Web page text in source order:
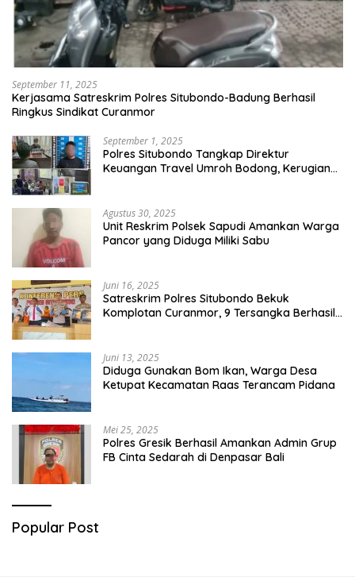
September 11, 2025
Kerjasama Satreskrim Polres Situbondo-Badung Berhasil
Ringkus Sindikat Curanmor
September 1, 2025
Polres Situbondo Tangkap Direktur
Keuangan Travel Umroh Bodong, Kerugian
Agustus 30, 2025
Unit Reskrim Polsek Sapudi Amankan Warga
Pancor yang Diduga Miliki Sabu
Juni 16, 2025
Satreskrim Polres Situbondo Bekuk
Komplotan Curanmor, 9 Tersangka Berhasil
Juni 13, 2025
Diduga Gunakan Bom Ikan, Warga Desa
Ketupat Kecamatan Raas Terancam Pidana
Mei 25, 2025
Polres Gresik Berhasil Amankan Admin Grup
FB Cinta Sedarah di Denpasar Bali
Popular Post